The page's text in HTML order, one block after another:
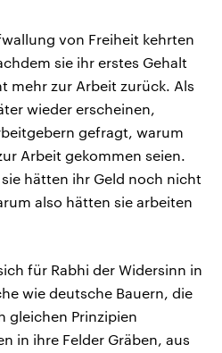
von Freiheit kehrten
sie ihr erstes Gehalt
mehr zur Arbeit zurück. Als
wieder erscheinen,
gefragt, warum
Arbeit gekommen seien.
hätten ihr Geld noch nicht
also hätten sie arbeiten
für Rabhi der Widersinn in
wie deutsche Bauern, die
gleichen Prinzipien
in ihre Felder Gräben, aus